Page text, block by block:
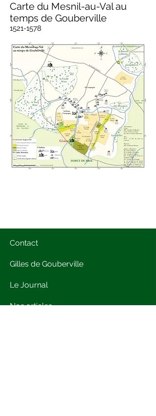
Carte du Mesnil-au-Val au
temps de Gouberville
1521-1578
Contact
Gilles de Gouberville
Le Journal
Nos articles